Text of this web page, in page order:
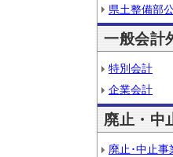
県土整備部
一般会計
特別会計
企業会計
廃止・中
廃止･中止事